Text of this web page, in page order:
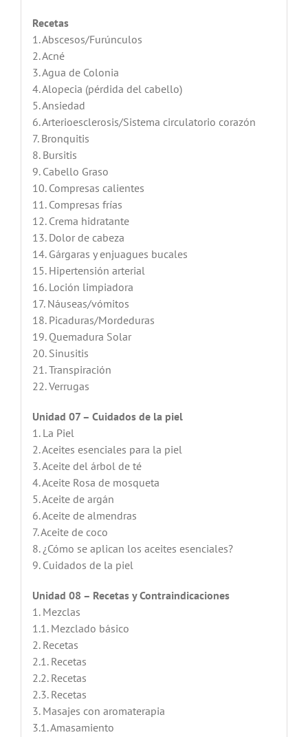
Recetas
1. Abscesos/Furúnculos
2. Acné
3. Agua de Colonia
4. Alopecia (pérdida del cabello)
5. Ansiedad
6. Arterioesclerosis/Sistema circulatorio corazón
7. Bronquitis
8. Bursitis
9. Cabello Graso
10. Compresas calientes
11. Compresas frías
12. Crema hidratante
13. Dolor de cabeza
14. Gárgaras y enjuagues bucales
15. Hipertensión arterial
16. Loción limpiadora
17. Náuseas/vómitos
18. Picaduras/Mordeduras
19. Quemadura Solar
20. Sinusitis
21. Transpiración
22. Verrugas
Unidad 07 – Cuidados de la piel
1. La Piel
2. Aceites esenciales para la piel
3. Aceite del árbol de té
4. Aceite Rosa de mosqueta
5. Aceite de argán
6. Aceite de almendras
7. Aceite de coco
8. ¿Cómo se aplican los aceites esenciales?
9. Cuidados de la piel
Unidad 08 – Recetas y Contraindicaciones
1. Mezclas
1.1. Mezclado básico
2. Recetas
2.1. Recetas
2.2. Recetas
2.3. Recetas
3. Masajes con aromaterapia
3.1. Amasamiento